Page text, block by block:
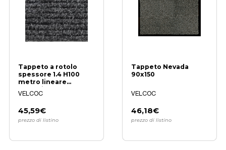
Tappeto a rotolo
spessore 1.4 H100
metro lineare
Antracite
VELCOC
45,59€
prezzo di listino
Tappeto Nevada
90x150
VELCOC
46,18€
prezzo di listino